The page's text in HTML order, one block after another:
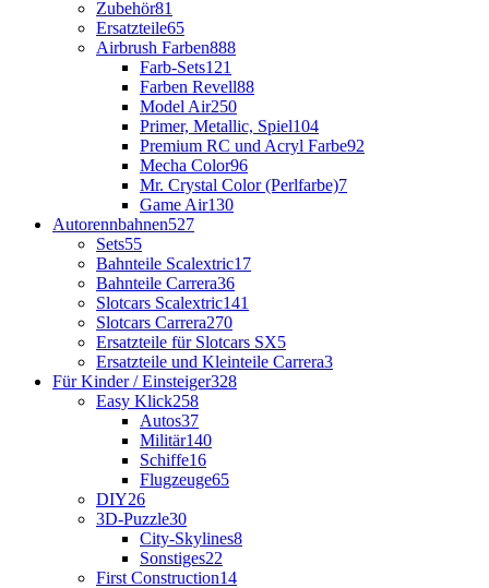
Zubehör81
Ersatzteile65
Airbrush Farben888
Farb-Sets121
Farben Revell88
Model Air250
Primer, Metallic, Spiel104
Premium RC und Acryl Farbe92
Mecha Color96
Mr. Crystal Color (Perlfarbe)7
Game Air130
Autorennbahnen527
Sets55
Bahnteile Scalextric17
Bahnteile Carrera36
Slotcars Scalextric141
Slotcars Carrera270
Ersatzteile für Slotcars SX5
Ersatzteile und Kleinteile Carrera3
Für Kinder / Einsteiger328
Easy Klick258
Autos37
Militär140
Schiffe16
Flugzeuge65
DIY26
3D-Puzzle30
City-Skylines8
Sonstiges22
First Construction14